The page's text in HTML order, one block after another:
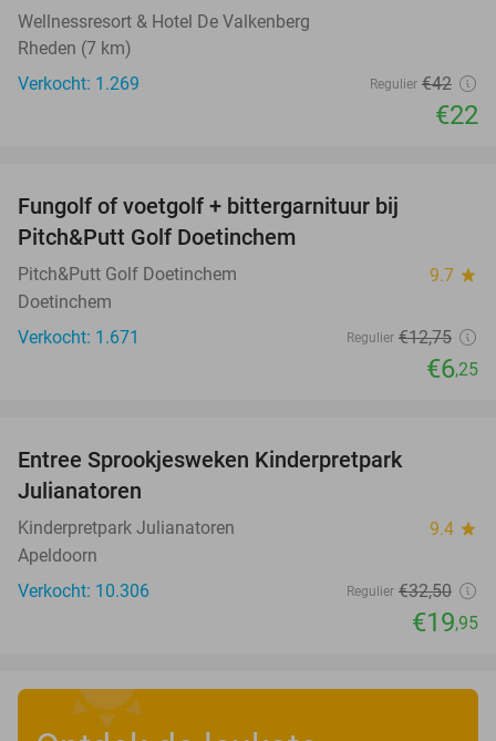
Wellnessresort & Hotel De Valkenberg
Rheden (7 km)
Verkocht: 1.269
Regulier €42
€22
Fungolf of voetgolf + bittergarnituur bij
Pitch&Putt Golf Doetinchem
Pitch&Putt Golf Doetinchem 9.7 star
Doetinchem
Verkocht: 1.671
Regulier €12,75
€6,25
Entree Sprookjesweken Kinderpretpark
Julianatoren
Kinderpretpark Julianatoren 9.4 star
Apeldoorn
Verkocht: 10.306
Regulier €32,50
€19,95